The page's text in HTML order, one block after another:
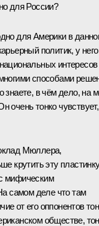
для России?
для Америки в
политик, у него
интересов
способами
знаете, в чём дело, на
очень тонко чувствует,
Мюллера,
крутить эту
мифическим
самом деле что там
от его оппонентов
обществе,